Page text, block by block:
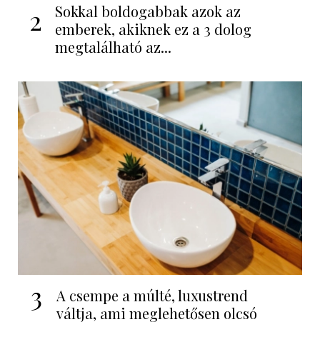
2
Sokkal boldogabbak azok az
emberek, akiknek ez a 3 dolog
megtalálható az...
3
A csempe a múlté, luxustrend
váltja, ami meglehetősen olcsó